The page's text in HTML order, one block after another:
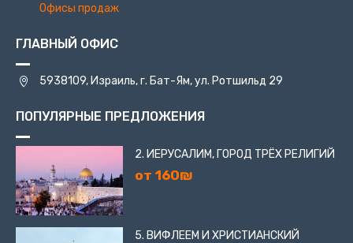
Офисы продаж
ГЛАВНЫЙ ОФИС
5938109, Израиль, г. Бат-Ям, ул. Ротшильд 29
ПОПУЛЯРНЫЕ ПРЕДЛОЖЕНИЯ
2. ИЕРУСАЛИМ, ГОРОД ТРЁХ РЕЛИГИЙ
от 160₪
5. ВИФЛЕЕМ И ХРИСТИАНСКИЙ